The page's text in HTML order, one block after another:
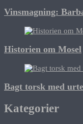
Vinsmagning:
Historien om Mosel
Bagt torsk med
Kategorier